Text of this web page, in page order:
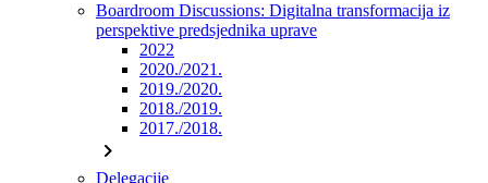
Boardroom Discussions: Digitalna transformacija iz
perspektive predsjednika uprave
2022
2020./2021.
2019./2020.
2018./2019.
2017./2018.
chevron_right
Delegacije